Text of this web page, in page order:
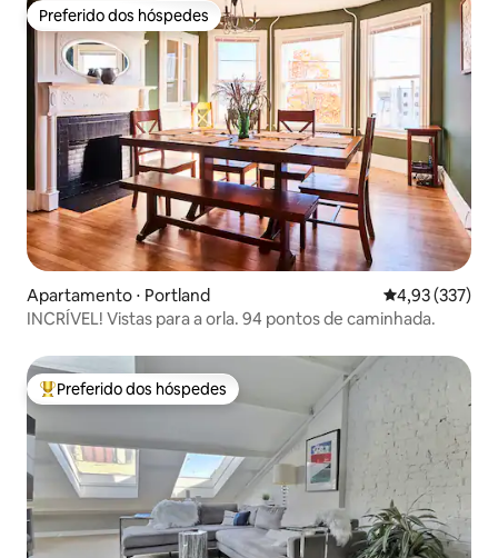
Preferido dos hóspedes
Preferido dos hóspedes
Apartamento ⋅ Portland 4,93 de uma
4,93 (337)
INCRÍVEL! Vistas para a orla. 94 pontos de caminhada.
Entre os melhores preferidos dos hóspedes
Preferido dos hóspedes